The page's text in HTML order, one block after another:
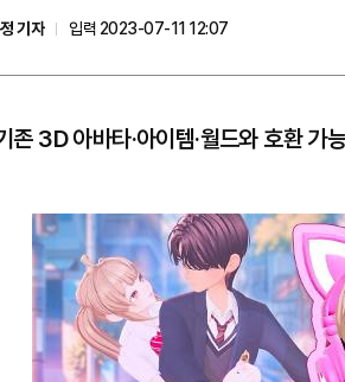
기자
입력 2023-07-11 12:07
존 3D 아바타·아이템·월드와 호환 가